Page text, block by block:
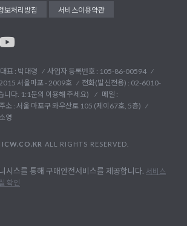
보처리방침 서비스이용약관
대표 : 박대령
사업자 등록번호 : 105-86-00594
서울마포 - 2009호
전화(발신전용) : 02-6010-
니다. 1:1문의 이용해 주세요)
메일 :
소 : 서울 마포구 와우산로 105 (제이67호, 5층)
영
ALL RIGHTS RESERVED.
시스를 통해 구매안전서비스를 제공합니다. 서비스
확인